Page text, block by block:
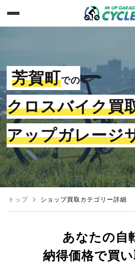
芳賀町での
クロスバイク買
アップガレージ
トップ ショップ買取カテゴリー詳細
あなたの自
納得価格で買